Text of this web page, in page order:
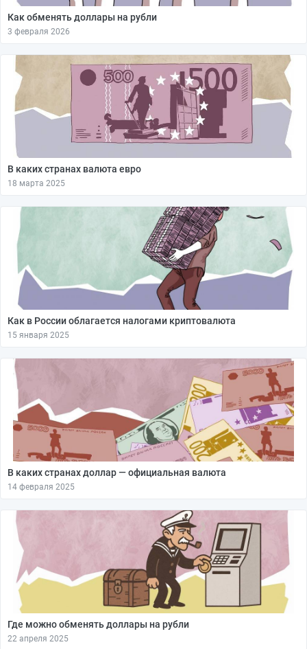
Как обменять доллары на рубли
3 февраля 2026
В каких странах валюта евро
18 марта 2025
Как в России облагается налогами криптовалюта
15 января 2025
В каких странах доллар — официальная валюта
14 февраля 2025
Где можно обменять доллары на рубли
22 апреля 2025